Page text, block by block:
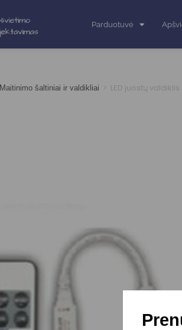
Parduotuvė
Maitinimo šaltiniai ir valdikliai > LED juostų